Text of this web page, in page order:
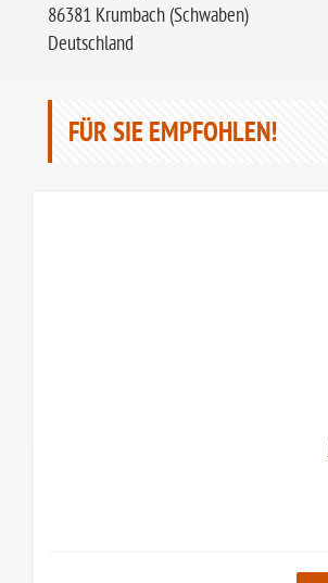
86381 Krumbach (Schwaben)
Deutschland
FÜR SIE EMPFOHLEN!